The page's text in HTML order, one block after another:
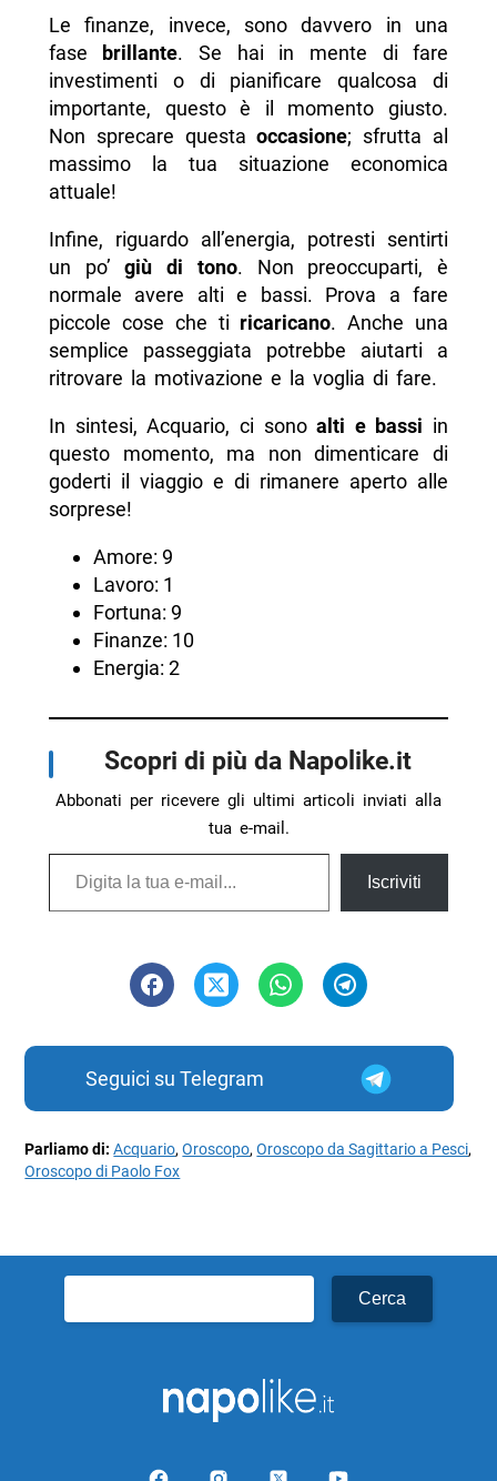
Le finanze, invece, sono davvero in una
fase
brillante. Se hai in mente di fare
investimenti o di pianificare qualcosa di
importante, questo è il momento giusto.
Non sprecare questaoccasione; sfrutta al
massimo la tua situazione economica
attuale!
Infine, riguardo all’energia, potresti sentirti
un po’giù di tono. Non preoccuparti, è
normale avere alti e bassi. Prova a fare
piccole cose che ti ricaricano. Anche una
semplice passeggiata potrebbe aiutarti a
ritrovare la motivazione e la voglia di fare.
In sintesi, Acquario, ci sonoalti e bassi in
questo momento, ma non dimenticare di
goderti il viaggio e di rimanere aperto alle
sorprese!
Amore: 9
Lavoro: 1
Fortuna: 9
Finanze: 10
Energia: 2
Scopri di più da Napolike.it
Abbonati per ricevere gli ultimi articoli inviati alla
tua e-mail.
Digita la tua e-mail...
Iscriviti
Seguici su Telegram
Parliamo di:Acquario,Oroscopo,Oroscopo da Sagittario a Pesci,
Oroscopo di Paolo Fox
per: